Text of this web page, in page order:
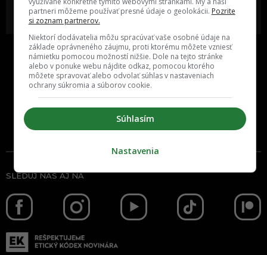
MÁM ZÁUJEM O
SPOLUPRÁCU
POŠLI NÁM TIP NA ČLÁNOK
SLEDUJ NÁS AJ NA
partneri môžeme používať presné údaje o geolokácii. Pozrite
si zoznam partnerov.
Niektorí dodávatelia môžu spracúvať vaše osobné údaje na
základe oprávneného záujmu, proti ktorému môžete vzniesť
námietku pomocou možností nižšie. Dole na tejto stránke
alebo v ponuke webu nájdite odkaz, pomocou ktorého
môžete spravovať alebo odvolať súhlas v nastaveniach
ochrany súkromia a súborov cookie.
Súhlasím
Nastavenia